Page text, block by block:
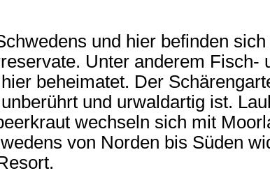
und hier befinden
Unter anderem Fisch-
beheimatet. Der
und urwaldartig ist.
wechseln sich mit
von Norden bis Süden